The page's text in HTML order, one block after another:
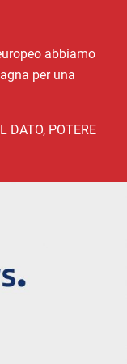
abbiamo
per una
DATO, POTERE